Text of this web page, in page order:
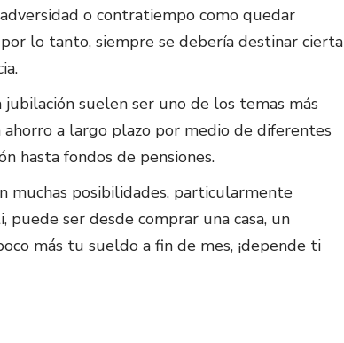
o contratiempo como quedar
lo tanto, siempre se debería destinar cierta
jubilación suelen ser uno de los temas más
a largo plazo por medio de diferentes
hasta fondos de pensiones.
muchas posibilidades, particularmente
ser desde comprar una casa, un
más tu sueldo a fin de mes, ¡depende ti